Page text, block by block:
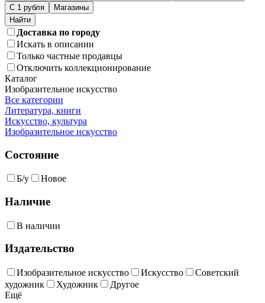
С 1 рубля
Магазины
Доставка по городу
Искать в описании
Только частные продавцы
Отключить коллекционирование
Каталог
Изобразительное искусство
Все категории
Литература, книги
Искусство, культура
Изобразительное искусство
Состояние
Б/у Новое
Наличие
В наличии
Издательство
Изобразительное искусство Искусство
Советский
художник
Художник
Другое
Ещё